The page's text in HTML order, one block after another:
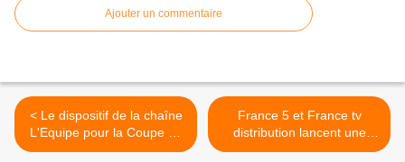
Ajouter un commentaire
< Le dispositif de la chaîne
L'Equipe pour la Coupe du
Monde Féminine de football
France 5 et France tv
distribution lancent une
déclinaison Silence ça